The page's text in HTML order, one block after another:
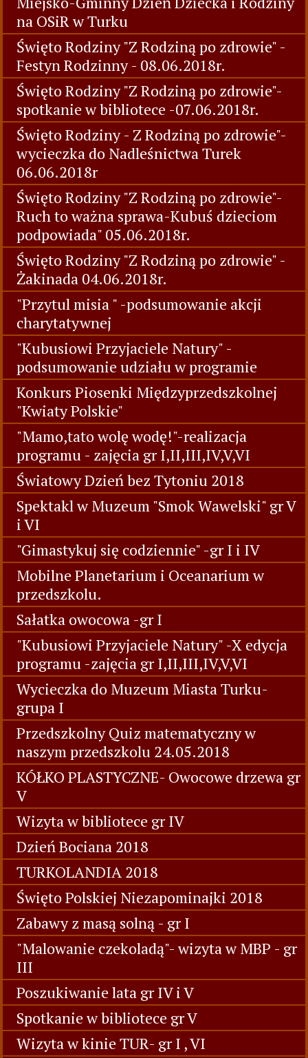
na OSiR w Turku
Święto Rodziny "Z Rodziną po zdrowie" -
Festyn Rodzinny - 08.06.2018r.
Święto Rodziny "Z Rodziną po zdrowie"-
spotkanie w bibliotece -07.06.2018r.
Święto Rodziny - Z Rodziną po zdrowie"-
wycieczka do Nadleśnictwa Turek
06.06.2018r
Święto Rodziny "Z Rodziną po zdrowie"-
Ruch to ważna sprawa-Kubuś dzieciom
podpowiada" 05.06.2018r.
Święto Rodziny "Z Rodziną po zdrowie" -
Żakinada 04.06.2018r.
"Przytul misia " -podsumowanie akcji
charytatywnej
"Kubusiowi Przyjaciele Natury" -
podsumowanie udziału w programie
Konkurs Piosenki Międzyprzedszkolnej
"Kwiaty Polskie"
"Mamo,tato wolę wodę!"-realizacja
programu - zajęcia gr I,II,III,IV,V,VI
Światowy Dzień bez Tytoniu 2018
Spektakl w Muzeum "Smok Wawelski" gr V
i VI
"Gimastykuj się codziennie" -gr I i IV
Mobilne Planetarium i Oceanarium w
przedszkolu.
Sałatka owocowa -gr I
"Kubusiowi Przyjaciele Natury" -X edycja
programu -zajęcia gr I,II,III,IV,V,VI
Wycieczka do Muzeum Miasta Turku-
grupa I
Przedszkolny Quiz matematyczny w
naszym przedszkolu 24.05.2018
KÓŁKO PLASTYCZNE- Owocowe drzewa gr
V
Wizyta w bibliotece gr IV
Dzień Bociana 2018
TURKOLANDIA 2018
Święto Polskiej Niezapominajki 2018
Zabawy z masą solną - gr I
"Malowanie czekoladą"- wizyta w MBP - gr
III
Poszukiwanie lata gr IV i V
Spotkanie w bibliotece gr V
Wizyta w kinie TUR- gr I , VI